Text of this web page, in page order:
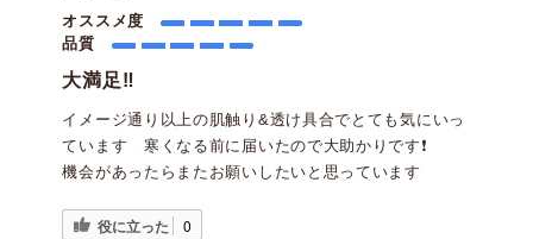
オススメ度
品質
大満足‼️
イメージ通り以上の肌触り&透け具合でとても気にいっ
ています 寒くなる前に届いたので大助かりです❗️
機会があったらまたお願いしたいと思っています
役に立った 0